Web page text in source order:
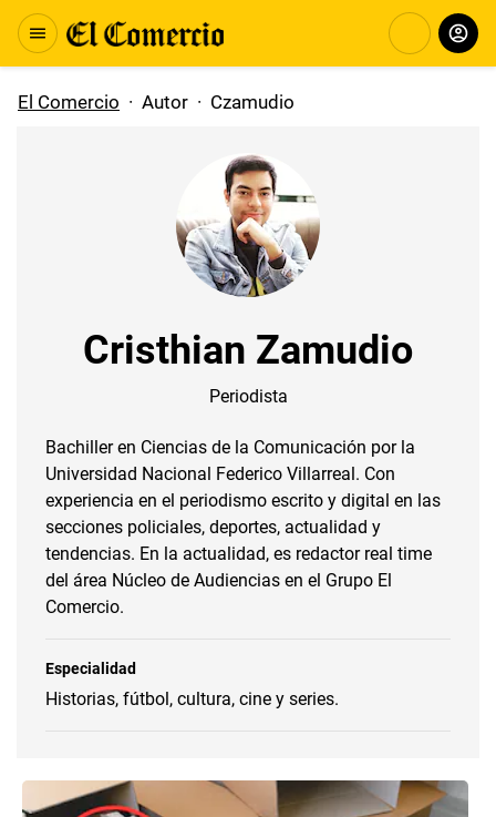
El Comercio · Autor · Czamudio
Cristhian Zamudio
Periodista
Bachiller en Ciencias de la Comunicación por la
Universidad Nacional Federico Villarreal. Con
experiencia en el periodismo escrito y digital en las
secciones policiales, deportes, actualidad y
tendencias. En la actualidad, es redactor real time
del área Núcleo de Audiencias en el Grupo El
Comercio.
Especialidad
Historias, fútbol, cultura, cine y series.